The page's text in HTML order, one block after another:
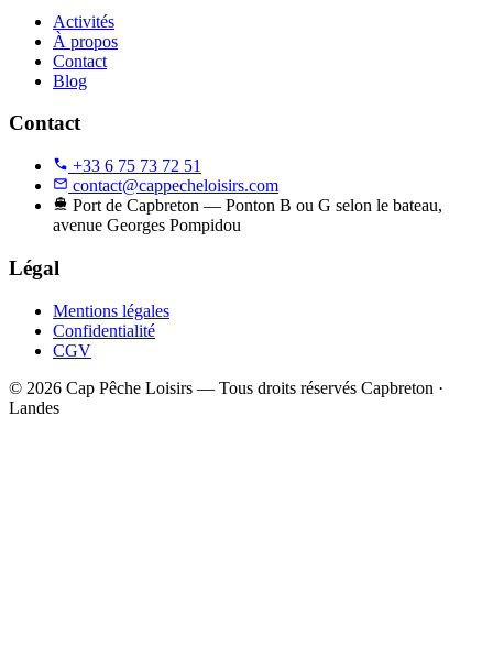
Activités
À propos
Contact
Blog
Contact
+33 6 75 73 72 51
contact@cappecheloisirs.com
Port de Capbreton — Ponton B ou G selon le bateau,
avenue Georges Pompidou
Légal
Mentions légales
Confidentialité
CGV
© 2026 Cap Pêche Loisirs — Tous droits réservés Capbreton ·
Landes